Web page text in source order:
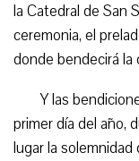
la Catedral de San
ceremonia, el
donde bendecirá la
Y las
primer día del año,
lugar la solemnidad